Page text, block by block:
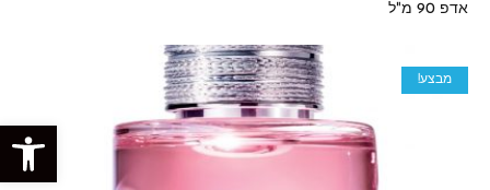
פתח סרגל נגישות
אדפ 90 מ"ל
מבצע!